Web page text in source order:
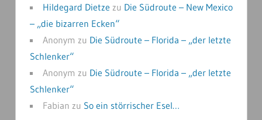
Hildegard Dietze zu Die Südroute – New Mexico
– „die bizarren Ecken“
Anonym zu Die Südroute – Florida – „der letzte
Schlenker“
Anonym zu Die Südroute – Florida – „der letzte
Schlenker“
Fabian zu So ein störrischer Esel…